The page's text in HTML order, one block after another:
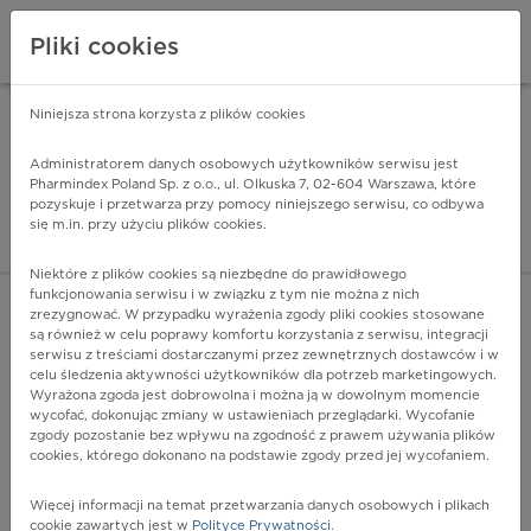
Pharmindex - lider
ZALOGUJ SIĘ
D43 - Nowotwór o niepewnym lub nieznanym charakterze
mózgu i ośrodkowego układu nerwowego
Więcej na lekiicd10.pl
Pliki cookies
Niniejsza strona korzysta z plików cookies
Administratorem danych osobowych użytkowników serwisu jest
Pharmindex Poland Sp. z o.o., ul. Olkuska 7, 02-604 Warszawa, które
pozyskuje i przetwarza przy pomocy niniejszego serwisu, co odbywa
się m.in. przy użyciu plików cookies.
Niektóre z plików cookies są niezbędne do prawidłowego
funkcjonowania serwisu i w związku z tym nie można z nich
zrezygnować. W przypadku wyrażenia zgody pliki cookies stosowane
są również w celu poprawy komfortu korzystania z serwisu, integracji
serwisu z treściami dostarczanymi przez zewnętrznych dostawców i w
celu śledzenia aktywności użytkowników dla potrzeb marketingowych.
Wyrażona zgoda jest dobrowolna i można ją w dowolnym momencie
wycofać, dokonując zmiany w ustawieniach przeglądarki. Wycofanie
zgody pozostanie bez wpływu na zgodność z prawem używania plików
cookies, którego dokonano na podstawie zgody przed jej wycofaniem.
Więcej informacji na temat przetwarzania danych osobowych i plikach
cookie zawartych jest w Polityce Prywatności.
ZA DARMO - w Google Play INSTALUJ